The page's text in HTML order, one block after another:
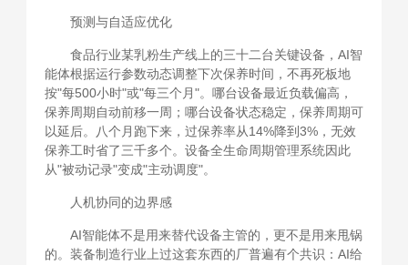
预测与自适应优化
食品行业某乳粉生产线上的三十二台关键设备，AI智
能体根据运行参数动态调整下次保养时间，不再死板地
按"每500小时"或"每三个月"。哪台设备最近负载偏高，
保养周期自动前移一周；哪台设备状态稳定，保养周期可
以延后。八个月跑下来，过保养率从14%降到3%，无效
保养工时省了三千多个。设备全生命周期管理系统因此
从"被动记录"变成"主动调度"。
人机协同的边界感
AI智能体不是用来替代设备主管的，更不是用来甩锅
的。装备制造行业上过这套东西的厂普遍有个共识：AI给